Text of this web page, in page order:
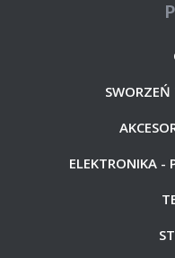
ELEKTRONIKA -